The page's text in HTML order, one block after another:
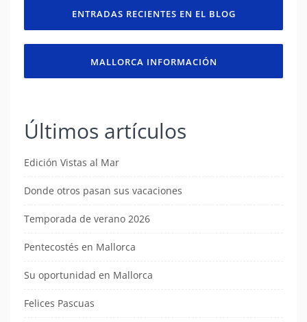
ENTRADAS RECIENTES EN EL BLOG
MALLORCA INFORMACIÓN
Últimos artículos
Edición Vistas al Mar
Donde otros pasan sus vacaciones
Temporada de verano 2026
Pentecostés en Mallorca
Su oportunidad en Mallorca
Felices Pascuas